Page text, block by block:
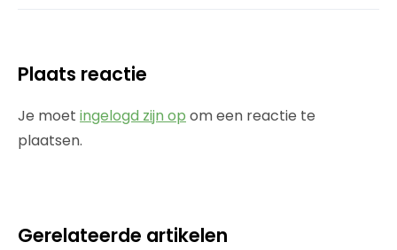
Plaats reactie
Je moet ingelogd zijn op om een reactie te
plaatsen.
Gerelateerde artikelen